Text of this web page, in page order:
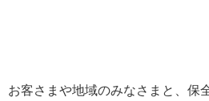
お客さまや地域のみなさまと、保